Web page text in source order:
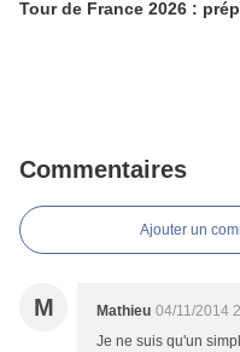
Tour de France 2026 :
Commentaires
Ajouter un
M Mathieu 04/11/2014
Je ne suis qu'un